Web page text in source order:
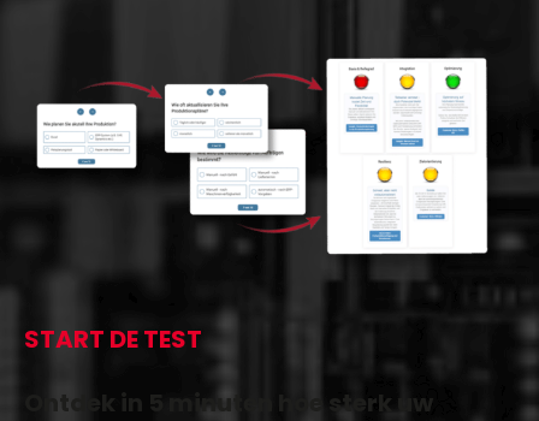
START DE TEST
Ontdek in 5 minuten hoe sterk uw